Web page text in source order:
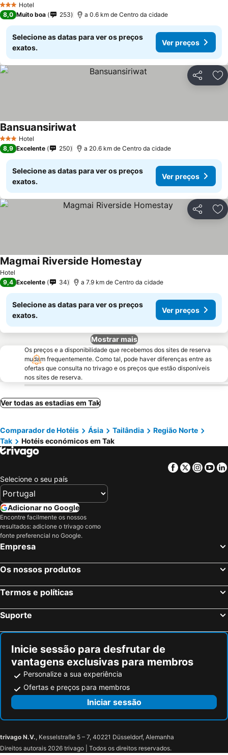
3 EstrelasHotel
8,0 Muito boa 253 a 0.6 km de Centro da cidade
Selecione as datas para ver os preços
exatos.
Ver preços
Partilhar
3 EstrelasHotel
Bansuansiriwat
8,9 Excelente 250 a 20.6 km de Centro da cidade
Selecione as datas para ver os preços
exatos.
Ver preços
Partilhar
Hotel
Magmai Riverside Homestay
9,4 Excelente 34 a 7.9 km de Centro da cidade
Selecione as datas para ver os preços
exatos.
Ver preços
Mostrar mais
Os preços e a disponibilidade que recebemos dos sites de reserva
mudam frequentemente. Como tal, pode haver diferenças entre as
ofertas que consulta no trivago e os preços que estão disponíveis
nos sites de reserva.
Ver todas as estadias em Tak
Comparador de Hotéis Ásia Tailândia
Região Norte
Tak
Hotéis económicos em Tak
Facebook
Twitter
Selecione o seu país
Adicionar no Google
Encontre facilmente os nossos
resultados: adicione o trivago como
fonte preferencial no Google.
Empresa
Os nossos produtos
Termos e políticas
Suporte
Inicie sessão para desfrutar de
vantagens exclusivas para membros
Personalize a sua experiência
Ofertas e preços para membros
Iniciar sessão
trivago N.V., Kesselstraße 5 – 7, 40221 Düsseldorf, Alemanha
Direitos autorais 2026 trivago | Todos os direitos reservados.